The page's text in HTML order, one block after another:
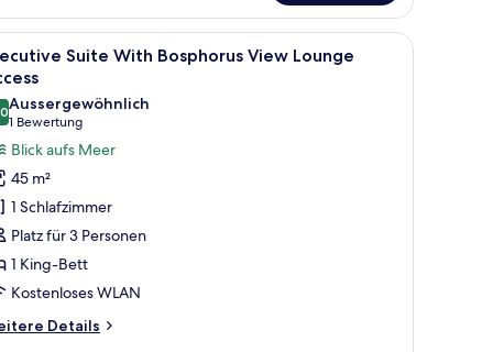
Wand und Blick ins Freie durch transparente Vorhänge.
Küche und Waschbereich. Ein Hotelzimmer mit einem großen Bett,
5
Suite With Bosphorus View Lounge
von 10
Aussergewöhnlich
1 Bewertung
(1
Bewertung)
Blick aufs Meer
45 m²
1 Schlafzimmer
Platz für 3 Personen
1 King-Bett
Kostenloses WLAN
Details